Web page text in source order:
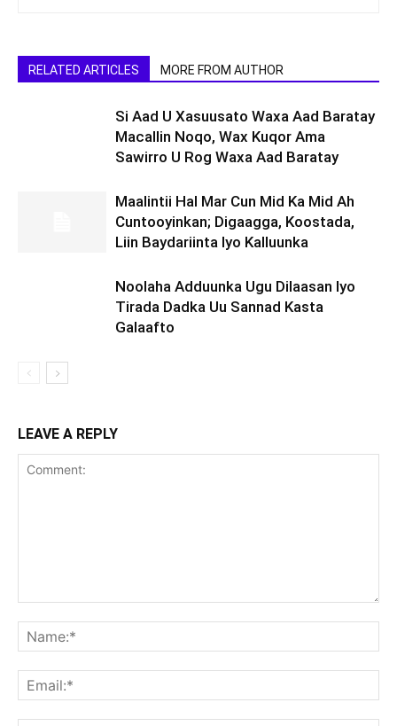
RELATED ARTICLES MORE FROM AUTHOR
Si Aad U Xasuusato Waxa Aad Baratay
Macallin Noqo, Wax Kuqor Ama
Sawirro U Rog Waxa Aad Baratay
Maalintii Hal Mar Cun Mid Ka Mid Ah
Cuntooyinkan; Digaagga, Koostada,
Liin Baydariinta Iyo Kalluunka
Noolaha Adduunka Ugu Dilaasan Iyo
Tirada Dadka Uu Sannad Kasta
Galaafto
LEAVE A REPLY